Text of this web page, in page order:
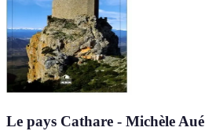
Le pays Cathare - Michèle Aué